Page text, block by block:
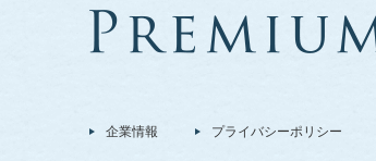
企業情報 プライバシーポリシー